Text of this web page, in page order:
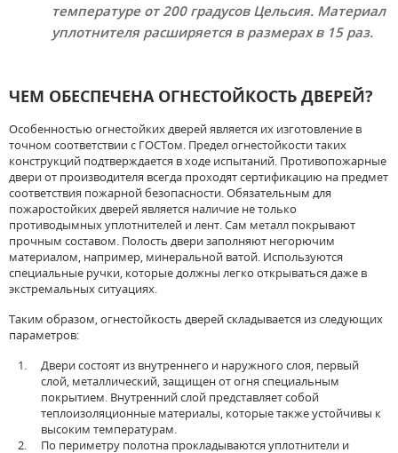
температуре от 200 градусов Цельсия. Материал
уплотнителя расширяется в размерах в 15 раз.
ЧЕМ ОБЕСПЕЧЕНА ОГНЕСТОЙКОСТЬ ДВЕРЕЙ?
Особенностью огнестойких дверей является их изготовление в
точном соответствии с ГОСТом. Предел огнестойкости таких
конструкций подтверждается в ходе испытаний. Противопожарные
двери от производителя всегда проходят сертификацию на предмет
соответствия пожарной безопасности. Обязательным для
пожаростойких дверей является наличие не только
противодымных уплотнителей и лент. Сам металл покрывают
прочным составом. Полость двери заполняют негорючим
материалом, например, минеральной ватой. Используются
специальные ручки, которые должны легко открываться даже в
экстремальных ситуациях.
Таким образом, огнестойкость дверей складывается из следующих
параметров:
Двери состоят из внутреннего и наружного слоя, первый
слой, металлический, защищен от огня специальным
покрытием. Внутренний слой представляет собой
теплоизоляционные материалы, которые также устойчивы к
высоким температурам.
По периметру полотна прокладываются уплотнители и